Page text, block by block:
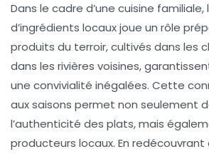
Dans le cadre d’une cuisine familiale,
d’ingrédients locaux joue un rôle
produits du terroir, cultivés dans les
dans les rivières voisines,
une convivialité inégalées. Cette
aux saisons permet non seulement
l’authenticité des plats, mais
producteurs locaux. En